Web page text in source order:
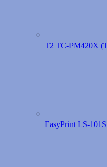
T2 TC-PM420X
EasyPrint LS-101S